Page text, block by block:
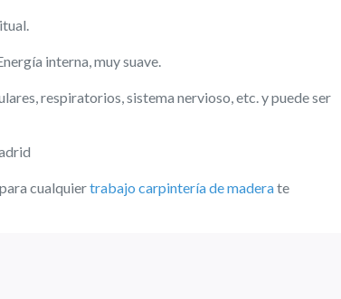
interna, muy suave.
respiratorios, sistema nervioso, etc. y puede ser
para cualquiertrabajo carpintería de maderate